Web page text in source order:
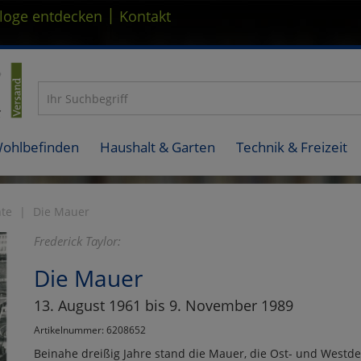
entdecken | Kontakt
Haushalt & Garten Technik & Freizeit
Die Mauer
Frederick Taylor:
Die Mauer
13. August 1961 bis 9. November 1989
Artikelnummer: 6208652
Beinahe dreißig Jahre stand die Mauer, die Ost- und